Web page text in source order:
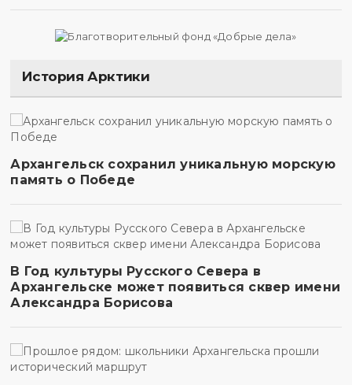
История Арктики
Архангельск сохранил уникальную морскую
память о Победе
В Год культуры Русского Севера в
Архангельске может появиться сквер имени
Александра Борисова